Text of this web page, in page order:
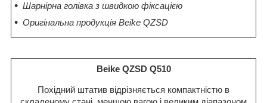
Шарнірна голівка з швидкою фіксацією
Оригінальна продукція Beike QZSD
Beike QZSD Q510
Похідний штатив відрізняється компактністю в